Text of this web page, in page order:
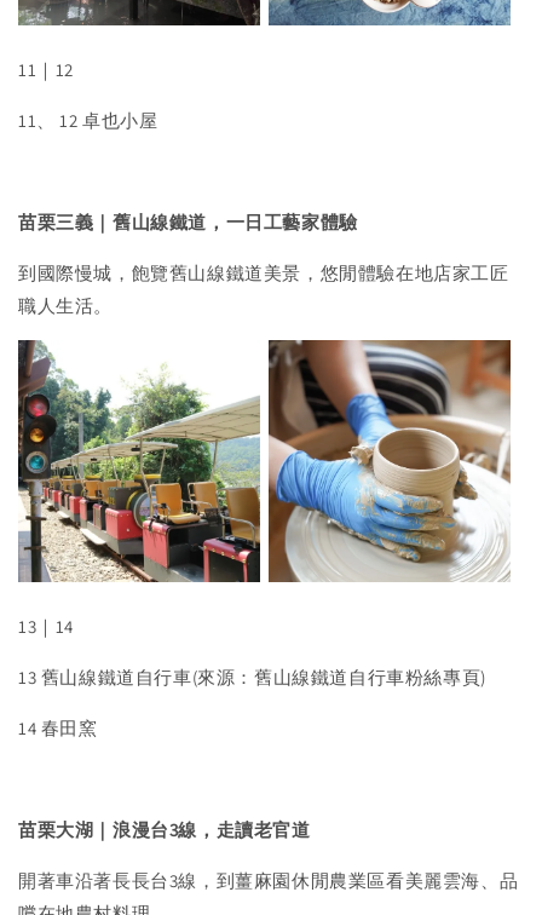
11｜12
11、 12 卓也小屋
苗栗三義 ｜舊山線鐵道，一日工藝家體驗
到國際慢城，飽覽舊山線鐵道美景，悠閒體驗在地店家工匠
職人生活。
13｜14
13 舊山線鐵道自行車(來源：舊山線鐵道自行車粉絲專頁)
14 春田窯
苗栗大湖 ｜浪漫台3線，走讀老官道
開著車沿著長長台3線，到薑麻園休閒農業區看美麗雲海、品